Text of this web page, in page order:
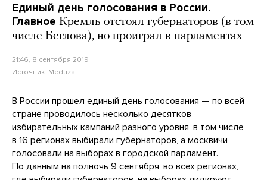
Единый день голосования в России.
Главное Кремль отстоял губернаторов (в том
числе Беглова), но проиграл в парламентах
21:46, 8 сентября 2019
Источник: Meduza
В России прошел единый день голосования — по всей
стране проводилось несколько десятков
избирательных кампаний разного уровня, в том числе
в 16 регионах выбирали губернаторов, а москвичи
голосовали на выборах в городской парламент.
По данным на полночь 9 сентября, во всех регионах,